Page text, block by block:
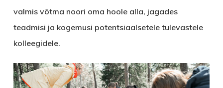
valmis võtma noori oma hoole alla, jagades
teadmisi ja kogemusi potentsiaalsetele tulevastele
kolleegidele.